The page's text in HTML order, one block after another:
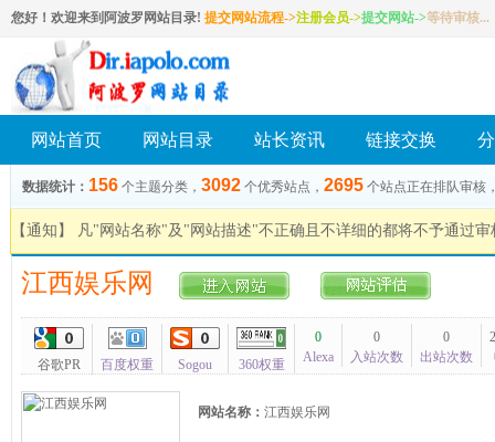
您好！欢迎来到阿波罗网站目录! 提交网站流程->注册会员->提交网站->等待审核...
网站首页 网站目录 站长资讯 链接交换
数据统计： 156 个主题分类， 3092 个优秀站点， 2695 个站点正在排队审核
【通知】 凡"网站名称"及"网站描述"不正确且不详细的都将不予通过
江西娱乐网
谷歌PR 百度权重 Sogou 360权重
0
Alexa
0
入站次数
0
出站次数
网站名称： 江西娱乐网